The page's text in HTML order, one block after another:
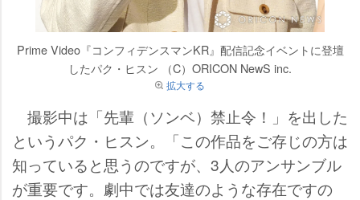
Prime Video『コンフィデンスマンKR』配信記念イベントに登壇
したパク・ヒスン （C）ORICON NewS inc.
拡大する
撮影中は「先輩（ソンベ）禁止令！」を出した
というパク・ヒスン。「この作品をご存じの方は
知っていると思うのですが、3人のアンサンブル
が重要です。劇中では友達のような存在ですの